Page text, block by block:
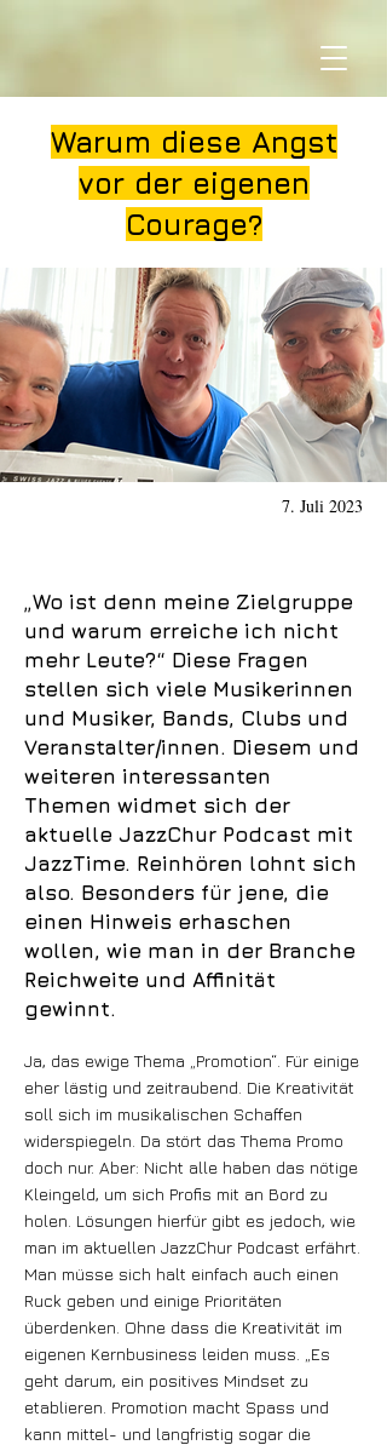
Warum diese Angst
vor der eigenen
Courage?
7. Juli 2023
„Wo ist denn meine Zielgruppe
und warum erreiche ich nicht
mehr Leute?“ Diese Fragen
stellen sich viele Musikerinnen
und Musiker, Bands, Clubs und
Veranstalter/innen. Diesem und
weiteren interessanten
Themen widmet sich der
aktuelle JazzChur Podcast mit
JazzTime. Reinhören lohnt sich
also. Besonders für jene, die
einen Hinweis erhaschen
wollen, wie man in der Branche
Reichweite und Affinität
gewinnt.
Ja, das ewige Thema „Promotion“. Für einige
eher lästig und zeitraubend. Die Kreativität
soll sich im musikalischen Schaffen
widerspiegeln. Da stört das Thema Promo
doch nur. Aber: Nicht alle haben das nötige
Kleingeld, um sich Profis mit an Bord zu
holen. Lösungen hierfür gibt es jedoch, wie
man im aktuellen JazzChur Podcast erfährt.
Man müsse sich halt einfach auch einen
Ruck geben und einige Prioritäten
überdenken. Ohne dass die Kreativität im
eigenen Kernbusiness leiden muss. „Es
geht darum, ein positives Mindset zu
etablieren. Promotion macht Spass und
kann mittel- und langfristig sogar die